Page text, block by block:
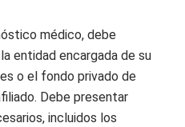
médico, debe
entidad encargada de su
o el fondo privado de
Debe presentar
incluidos los